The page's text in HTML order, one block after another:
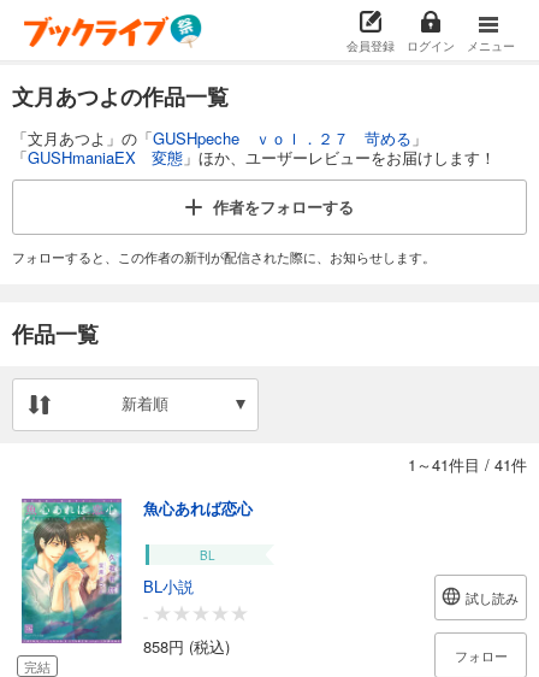
会員登録 ログイン メニュー
文月あつよの作品一覧
「文月あつよ」の「GUSHpeche ｖｏｌ．２７ 苛める 」
「GUSHmaniaEX 変態 」ほか、ユーザーレビューをお届けします！
作者をフォローする
フォローすると、この作者の新刊が配信された際に、お知らせします。
作品一覧
新着順
1～41件目 / 41件
完結
魚心あれば恋心
BL
BL小説
-
858円 (税込)
試し読み
フォロー